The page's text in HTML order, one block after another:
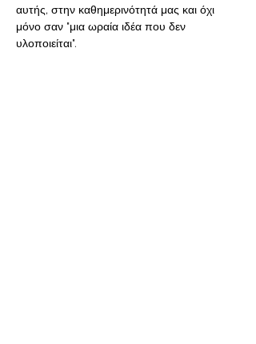
αυτής, στην καθημερινότητά μας και όχι
μόνο σαν "μια ωραία ιδέα που δεν
υλοποιείται".